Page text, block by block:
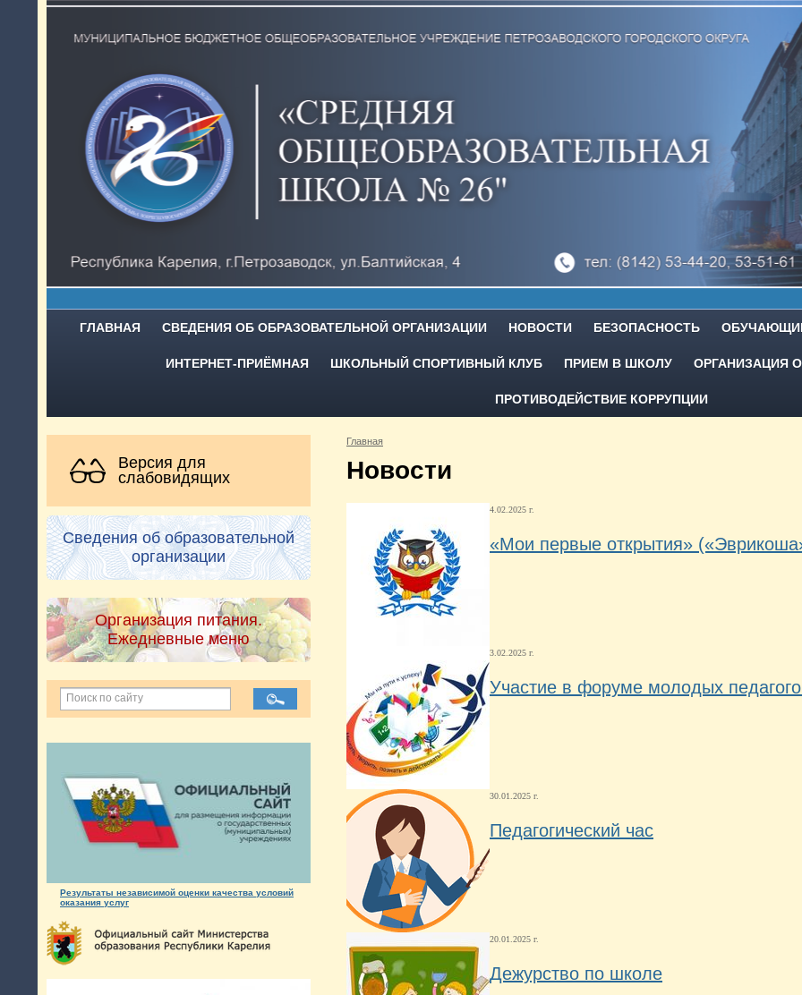
ГЛАВНАЯ СВЕДЕНИЯ ОБ ОБРАЗОВАТЕЛЬНОЙ ОРГАНИЗАЦИИ НОВОСТИ БЕЗОПАСНОСТЬ
ИНТЕРНЕТ-ПРИЁМНАЯ ШКОЛЬНЫЙ СПОРТИВНЫЙ КЛУБ ПРИЕМ В ШКОЛУ ОРГАНИЗАЦИЯ
ПРОТИВОДЕЙСТВИЕ КОРРУПЦИИ
Версия для
слабовидящих
Сведения об образовательной
организации
Организация питания.
Ежедневные меню
Результаты независимой оценки качества условий
оказания услуг
Главная
Новости
4.02.2025 г.
«Мои первые открытия»
3.02.2025 г.
Участие в форуме молодых
30.01.2025 г.
Педагогический час
20.01.2025 г.
Дежурство по школе